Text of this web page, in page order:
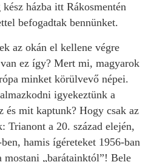
házba itt Rákosmentén
befogadtak bennünket.
az okán el kellene végre
ez így? Mert mi, magyarok
minket körülvevő népei.
igyekeztünk a
és mit kaptunk? Hogy csak az
Trianont a 20. század elején,
hamis ígéreteket 1956-ban
mostani „barátainktól”! Bele